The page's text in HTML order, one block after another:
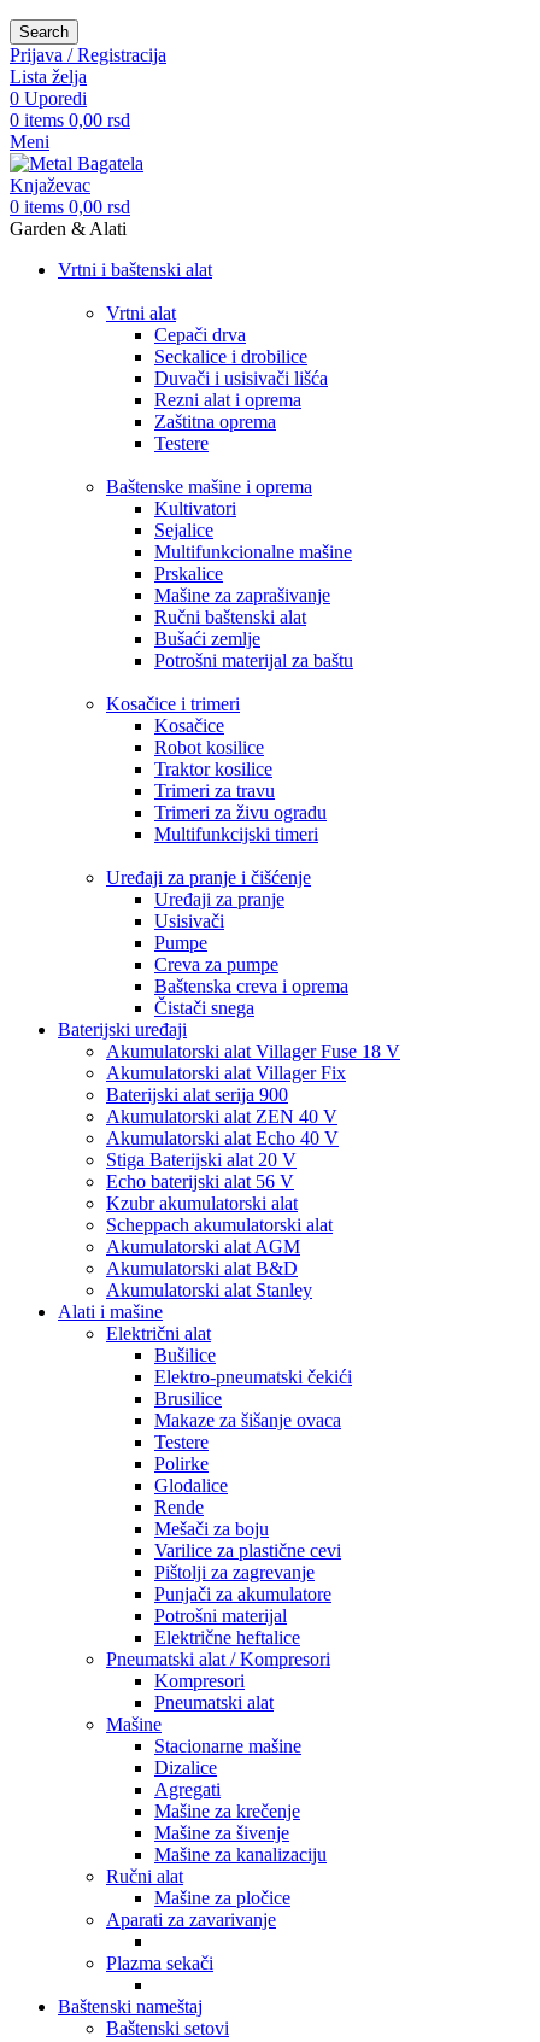
Search
Prijava / Registracija
Lista želja
0 Uporedi
0 items 0,00 rsd
Meni
0 items 0,00 rsd
Garden & Alati
Vrtni i baštenski alat
Vrtni alat
Cepači drva
Seckalice i drobilice
Duvači i usisivači lišća
Rezni alat i oprema
Zaštitna oprema
Testere
Baštenske mašine i oprema
Kultivatori
Sejalice
Multifunkcionalne mašine
Prskalice
Mašine za zaprašivanje
Ručni baštenski alat
Bušaći zemlje
Potrošni materijal za baštu
Kosačice i trimeri
Kosačice
Robot kosilice
Traktor kosilice
Trimeri za travu
Trimeri za živu ogradu
Multifunkcijski timeri
Uređaji za pranje i čišćenje
Uređaji za pranje
Usisivači
Pumpe
Creva za pumpe
Baštenska creva i oprema
Čistači snega
Baterijski uređaji
Akumulatorski alat Villager Fuse 18 V
Akumulatorski alat Villager Fix
Baterijski alat serija 900
Akumulatorski alat ZEN 40 V
Akumulatorski alat Echo 40 V
Stiga Baterijski alat 20 V
Echo baterijski alat 56 V
Kzubr akumulatorski alat
Scheppach akumulatorski alat
Akumulatorski alat AGM
Akumulatorski alat B&D
Akumulatorski alat Stanley
Alati i mašine
Električni alat
Bušilice
Elektro-pneumatski čekići
Brusilice
Makaze za šišanje ovaca
Testere
Polirke
Glodalice
Rende
Mešači za boju
Varilice za plastične cevi
Pištolji za zagrevanje
Punjači za akumulatore
Potrošni materijal
Električne heftalice
Pneumatski alat / Kompresori
Kompresori
Pneumatski alat
Mašine
Stacionarne mašine
Dizalice
Agregati
Mašine za krečenje
Mašine za šivenje
Mašine za kanalizaciju
Ručni alat
Mašine za pločice
Aparati za zavarivanje
Plazma sekači
Baštenski nameštaj
Baštenski setovi